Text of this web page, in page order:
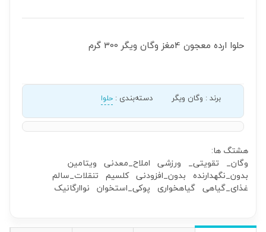
حلوا ارده معجون 4مغز وگان ویگر 300 گرم
برند: وگان ویگر دسته‌بندی : حلوا
هشتگ ها:
وگان_ تقویتی_ ورزشی املاح_معدنی ویتامین
بدون_نگهدارنده بدون_افزودنی کلسیم تنقلات_سالم
غذای_گیاهی گیاهخواری پوکی_استخوان نواارگانیک